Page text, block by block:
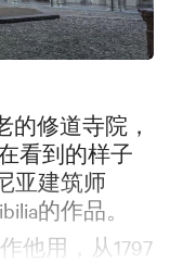
修道寺院，
看到的样子
亚建筑师
的作品。
用，从1797